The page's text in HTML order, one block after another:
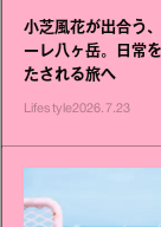
小芝風花が出合う
ーレ八ヶ岳。日常
たされる旅へ
Lifestyle2026.7.23